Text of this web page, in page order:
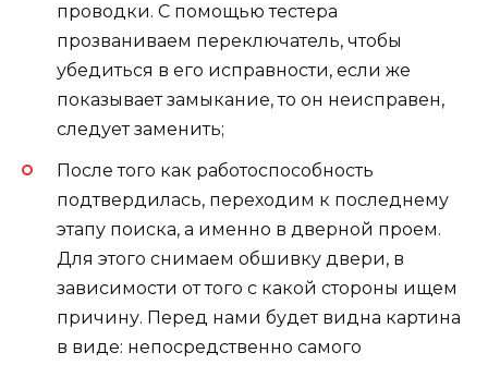
проводки. С помощью тестера
прозваниваем переключатель, чтобы
убедиться в его исправности, если же
показывает замыкание, то он неисправен,
следует заменить;
После того как работоспособность
подтвердилась, переходим к последнему
этапу поиска, а именно в дверной проем.
Для этого снимаем обшивку двери, в
зависимости от того с какой стороны ищем
причину. Перед нами будет видна картина
в виде: непосредственно самого